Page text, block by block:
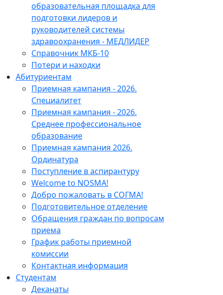
образовательная площадка для
подготовки лидеров и
руководителей системы
здравоохранения - МЕДЛИДЕР
Справочник МКБ-10
Потери и находки
Абитуриентам
Приемная кампания - 2026.
Специалитет
Приемная кампания - 2026.
Среднее профессиональное
образование
Приемная кампания 2026.
Ординатура
Поступление в аспирантуру
Welcome to NOSMA!
Добро пожаловать в СОГМА!
Подготовительное отделение
Обращения граждан по вопросам
приема
График работы приемной
комиссии
Контактная информация
Студентам
Деканаты